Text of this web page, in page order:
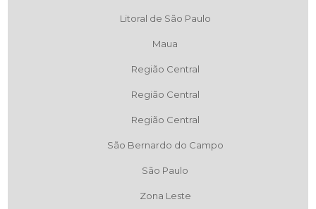
Litoral de São Paulo
Maua
Região Central
Região Central
Região Central
São Bernardo do Campo
São Paulo
Zona Leste